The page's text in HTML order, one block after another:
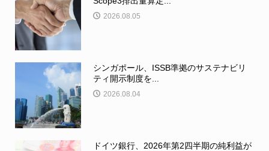
2026.08.05
シンガポール、ISSB準拠のサステナビリ
ティ開示制度を...
2026.08.04
ドイツ銀行、2026年第2四半期の純利益が